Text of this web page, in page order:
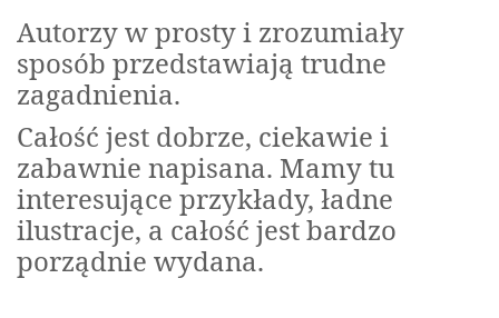
Autorzy w prosty i zrozumiały
sposób przedstawiają trudne
zagadnienia.
Całość jest dobrze, ciekawie i
zabawnie napisana. Mamy tu
interesujące przykłady, ładne
ilustracje, a całość jest bardzo
porządnie wydana.